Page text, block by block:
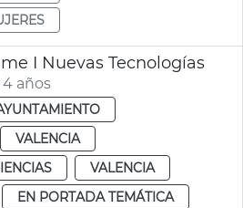
I Nuevas Tecnologías
años
VALENCIA
VALENCIA
EN PORTADA TEMÁTICA